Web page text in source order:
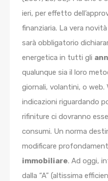
ieri, per effetto
finanziaria. La vera
sarà obbligatorio
energetica in tutti gli
qualunque sia il loro
giornali, volantini, o web.
indicazioni riguardando
rifiniture ci dovranno
consumi. Un norma
modificare
immobiliare. Ad oggi,
dalla “A” (altissima